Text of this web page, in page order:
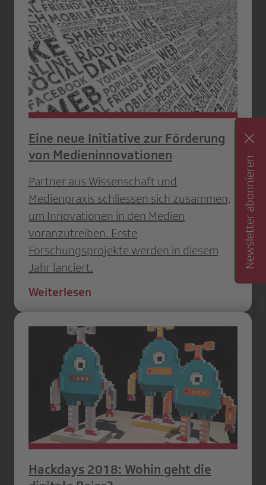
Eine neue Initiative zur Förderung
von Medieninnovationen
Partner aus Wissenschaft und
Medienpraxis schliessen sich zusammen,
um Innovationen in den Medien
voranzutreiben. Erste
Forschungsprojekte werden in diesem
Jahr lanciert.
Weiterlesen
Hackdays 2018: Wohin geht die
Newsletter abonnieren